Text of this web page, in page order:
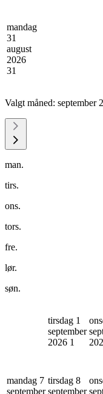
mandag
31
august
2026
31
Valgt måned: september
man.
tirs.
ons.
tors.
fre.
lør.
søn.
tirsdag 1
september
2026 1
mandag 7
september
tirsdag 8
september